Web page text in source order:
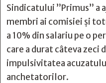
Sindicatului ”Primus” a
membri ai comisiei și
a 10% din salariu pe o
care a durat câteva zeci
impulsivitatea
anchetatorilor.